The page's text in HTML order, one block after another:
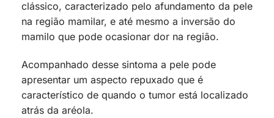
clássico, caracterizado pelo afundamento da pele
na região mamilar, e até mesmo a inversão do
mamilo que pode ocasionar dor na região.
Acompanhado desse sintoma a pele pode
apresentar um aspecto repuxado que é
característico de quando o tumor está localizado
atrás da aréola.